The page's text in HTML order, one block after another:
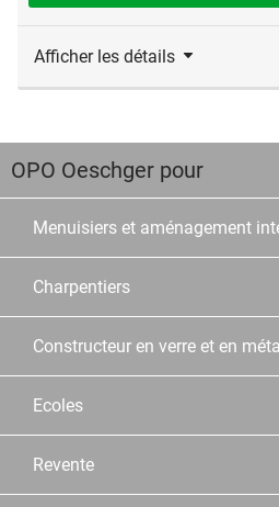
Afficher les détails
OPO Oeschger pour
Menuisiers et aménagement
Charpentiers
Constructeur en verre et en
Ecoles
Revente